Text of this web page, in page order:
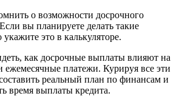
о возможности досрочного
вы планируете делать такие
это в калькуляторе.
как досрочные выплаты влияют на
платежи. Курируя все эти
реальный план по финансам и
время выплаты кредита.